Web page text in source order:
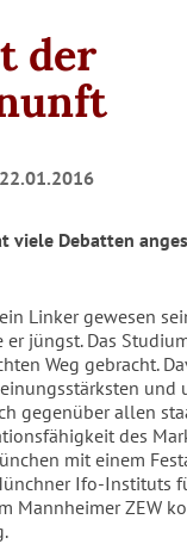
der
viele Debatten
Linker gewesen
jüngst. Das
Weg gebracht.
und
gegenüber allen
des
mit einem
Ifo-Instituts
Mannheimer ZEW